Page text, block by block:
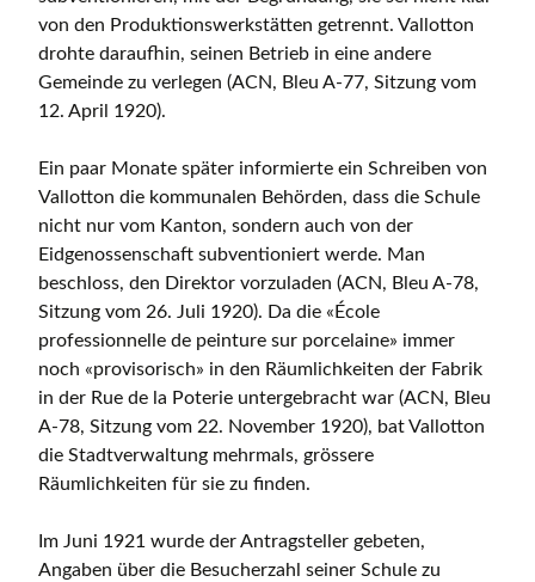
von den Produktionswerkstätten getrennt. Vallotton
drohte daraufhin, seinen Betrieb in eine andere
Gemeinde zu verlegen (ACN, Bleu A-77, Sitzung vom
12. April 1920).
Ein paar Monate später informierte ein Schreiben von
Vallotton die kommunalen Behörden, dass die Schule
nicht nur vom Kanton, sondern auch von der
Eidgenossenschaft subventioniert werde. Man
beschloss, den Direktor vorzuladen (ACN, Bleu A-78,
Sitzung vom 26. Juli 1920). Da die «École
professionnelle de peinture sur porcelaine» immer
noch «provisorisch» in den Räumlichkeiten der Fabrik
in der Rue de la Poterie untergebracht war (ACN, Bleu
A-78, Sitzung vom 22. November 1920), bat Vallotton
die Stadtverwaltung mehrmals, grössere
Räumlichkeiten für sie zu finden.
Im Juni 1921 wurde der Antragsteller gebeten,
Angaben über die Besucherzahl seiner Schule zu